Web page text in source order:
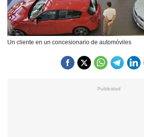
Un cliente en un concesionario de automóviles